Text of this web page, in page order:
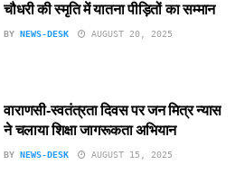
चौधरी की स्मृति में यातना पीड़ितों का सम्मान
BY NEWS-DESK AUGUST 20, 2025
वाराणसी-स्वतंत्रता दिवस पर जन मित्र न्यास
ने चलाया शिक्षा जागरूकता अभियान
BY NEWS-DESK AUGUST 15, 2025